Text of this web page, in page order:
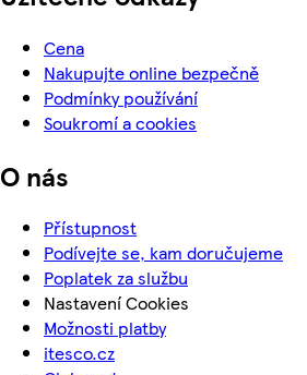
Cena
Nakupujte online bezpečně
Podmínky používání
Soukromí a cookies
O nás
Přístupnost
Podívejte se, kam doručujeme
Poplatek za službu
Nastavení Cookies
Možnosti platby
itesco.cz